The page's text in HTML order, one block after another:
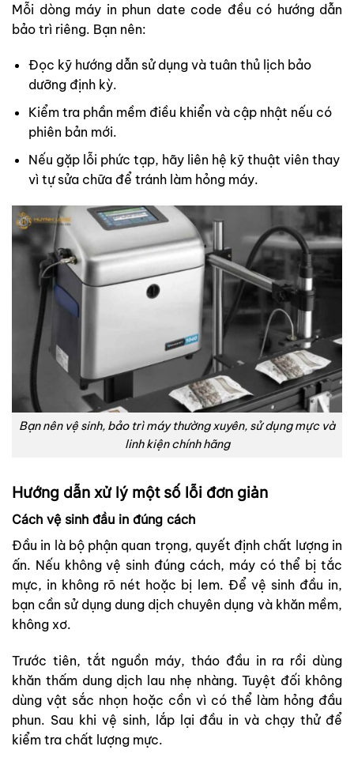
Mỗi dòng máy in phun date code đều có hướng dẫn
bảo trì riêng. Bạn nên:
Đọc kỹ hướng dẫn sử dụng và tuân thủ lịch bảo
dưỡng định kỳ.
Kiểm tra phần mềm điều khiển và cập nhật nếu có
phiên bản mới.
Nếu gặp lỗi phức tạp, hãy liên hệ kỹ thuật viên thay
vì tự sửa chữa để tránh làm hỏng máy.
Bạn nên vệ sinh, bảo trì máy thường xuyên, sử dụng mực và
linh kiện chính hãng
Hướng dẫn xử lý một số lỗi đơn giản
Cách vệ sinh đầu in đúng cách
Đầu in là bộ phận quan trọng, quyết định chất lượng in
ấn. Nếu không vệ sinh đúng cách, máy có thể bị tắc
mực, in không rõ nét hoặc bị lem. Để vệ sinh đầu in,
bạn cần sử dụng dung dịch chuyên dụng và khăn mềm,
không xơ.
Trước tiên, tắt nguồn máy, tháo đầu in ra rồi dùng
khăn thấm dung dịch lau nhẹ nhàng. Tuyệt đối không
dùng vật sắc nhọn hoặc cồn vì có thể làm hỏng đầu
phun. Sau khi vệ sinh, lắp lại đầu in và chạy thử để
kiểm tra chất lượng mực.